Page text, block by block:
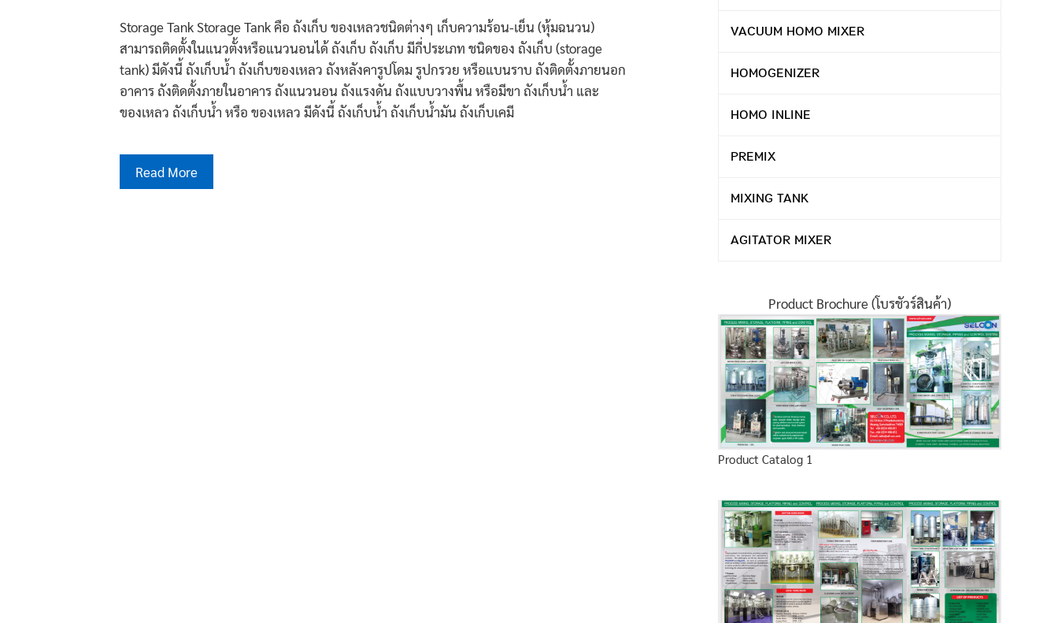
Storage Tank Storage Tank คือ ถังเก็บ ของเหลวชนิดต่างๆ เก็บความร้อน-เย็น (หุ้มฉนวน)
สามารถติดตั้งในแนวตั้งหรือแนวนอนได้ ถังเก็บ ถังเก็บ มีกี่ประเภท ชนิดของ ถังเก็บ (storage
tank) มีดังนี้ ถังเก็บน้ำ ถังเก็บของเหลว ถังหลังคารูปโดม รูปกรวย หรือแบนราบ ถังติดตั้งภายนอก
อาคาร ถังติดตั้งภายในอาคาร ถังแนวนอน ถังแรงดัน ถังแบบวางพื้น หรือมีขา ถังเก็บน้ำ และ
ของเหลว ถังเก็บน้ำ หรือ ของเหลว มีดังนี้ ถังเก็บน้ำ ถังเก็บน้ำมัน ถังเก็บเคมี
Read More
VACUUM HOMO MIXER
HOMOGENIZER
HOMO INLINE
PREMIX
MIXING TANK
AGITATOR MIXER
Product Brochure (โบรชัวร์สินค้า)
Product Catalog 1